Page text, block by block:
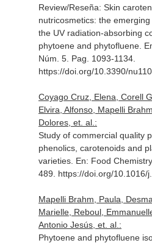
Review/Reseña: Skin
nutricosmetics: the
the UV radiation-absorbing
phytoene and phytofluene.
Núm. 5. Pag. 1093-1134.
https://doi.org/10.3390/
Coyago Cruz, Elena, Corell
Elvira, Alfonso, Mapelli
Dolores, et. al.:
Study of commercial quality
phenolics, carotenoids and
varieties. En: Food Chemistry
489. https://doi.org/10.1016/
Mapelli Brahm, Paula,
Marielle, Reboul,
Antonio Jesús, et. al.:
Phytoene and phytofluene